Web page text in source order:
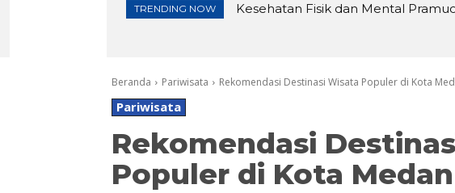
TRENDING NOW Kesehatan Fisik dan Mental
Pembangunan Irigasi di Sei Silau
Beranda Pariwisata Rekomendasi Destinasi Wisata Populer di Kota
Pariwisata
Rekomendasi
Populer di Kota Medan